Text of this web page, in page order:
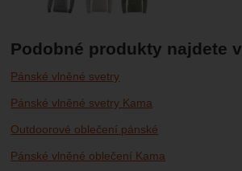
Podobné produkty najdete v
Pánské vlněné svetry
Pánské vlněné svetry Kama
Outdoorové oblečení pánské
Pánské vlněné oblečení Kama